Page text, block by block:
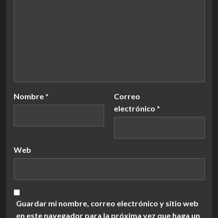
Nombre *
Correo
electrónico *
Web
Guardar mi nombre, correo electrónico y sitio web
en este navegador para la próxima vez que haga un